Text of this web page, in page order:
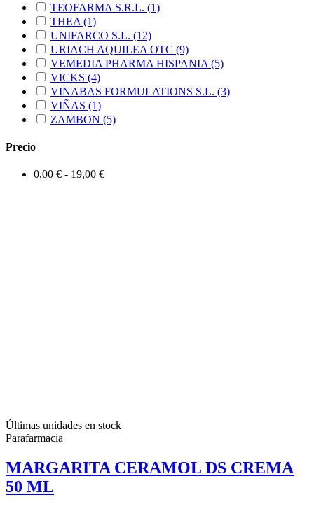
TEOFARMA S.R.L. (1)
THEA (1)
UNIFARCO S.L. (12)
URIACH AQUILEA OTC (9)
VEMEDIA PHARMA HISPANIA (5)
VICKS (4)
VINABAS FORMULATIONS S.L. (3)
VIÑAS (1)
ZAMBON (5)
Precio
0,00 € - 19,00 €
Últimas unidades en stock
Parafarmacia
MARGARITA CERAMOL DS CREMA
50 ML